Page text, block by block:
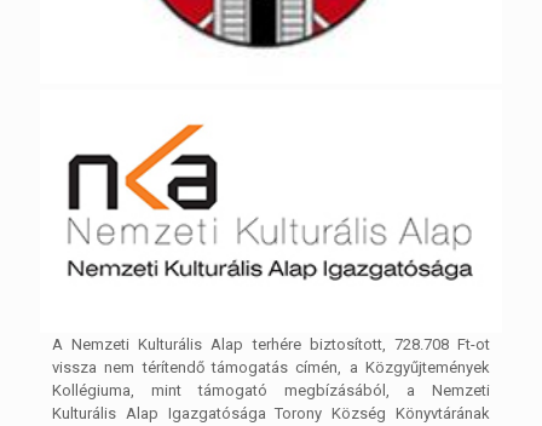
A Nemzeti Kulturális Alap terhére biztosított, 728.708 Ft-ot
vissza nem térítendő támogatás címén, a Közgyűjtemények
Kollégiuma, mint támogató megbízásából, a Nemzeti
Kulturális Alap Igazgatósága Torony Község Könyvtárának